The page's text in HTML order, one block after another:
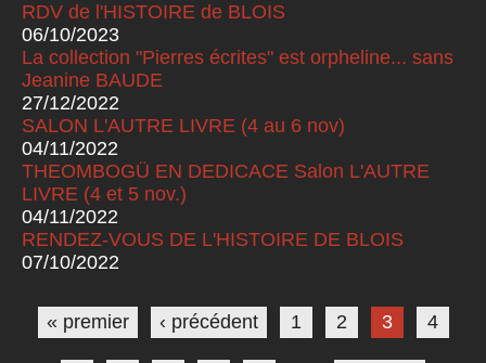
RDV de l'HISTOIRE de BLOIS
06/10/2023
La collection "Pierres écrites" est orpheline... sans
Jeanine BAUDE
27/12/2022
SALON L'AUTRE LIVRE (4 au 6 nov)
04/11/2022
THEOMBOGÜ EN DEDICACE Salon L'AUTRE
LIVRE (4 et 5 nov.)
04/11/2022
RENDEZ-VOUS DE L'HISTOIRE DE BLOIS
07/10/2022
Pages
« premier ‹ précédent 1 2 3 4